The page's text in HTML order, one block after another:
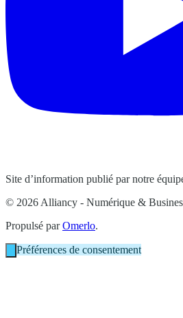
Site d’information publié par notre
© 2026 Alliancy - Numérique &
Propulsé parOmerlo.
Préférences de consentement